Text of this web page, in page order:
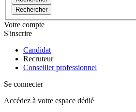
Rechercher
Votre compte
S'inscrire
Candidat
Recruteur
Conseiller professionnel
Se connecter
Accédez à votre espace dédié